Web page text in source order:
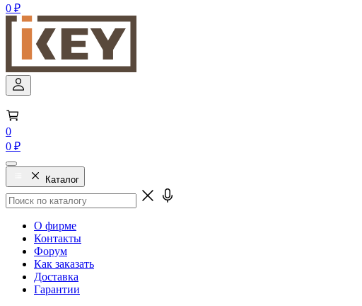
0 ₽
0
0 ₽
Каталог
О фирме
Контакты
Форум
Как заказать
Доставка
Гарантии